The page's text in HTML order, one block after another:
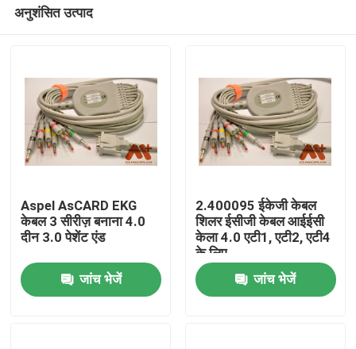
अनुशंसित उत्पाद
Aspel AsCARD EKG
केबल 3 सीरीज़ बनाना 4.0
दीन 3.0 पेशेंट एंड
जांच भेजें
2.400095 ईकेजी केबल
शिलर ईसीजी केबल आईईसी
केला 4.0 एटी1, एटी2, एटी4
के लिए
जांच भेजें